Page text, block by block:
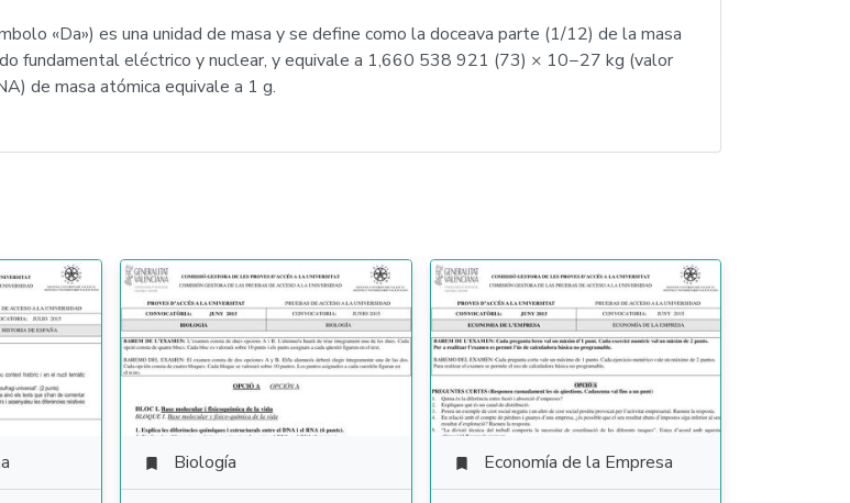
«Da») es una unidad de masa y se define como la doceava parte (1/12) de la masa
fundamental eléctrico y nuclear, y equivale a 1,660 538 921 (73) × 10−27 kg (valor
de masa atómica equivale a 1 g.
 Biología  Economía de la Empresa